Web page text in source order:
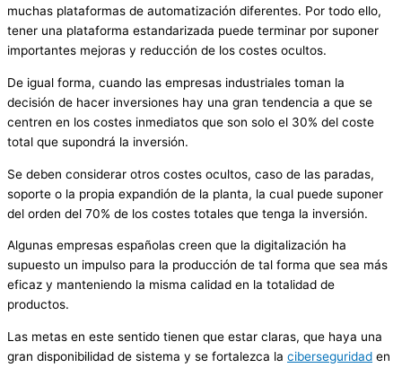
muchas plataformas de automatización diferentes. Por todo ello,
tener una plataforma estandarizada puede terminar por suponer
importantes mejoras y reducción de los costes ocultos.
De igual forma, cuando las empresas industriales toman la
decisión de hacer inversiones hay una gran tendencia a que se
centren en los costes inmediatos que son solo el 30% del coste
total que supondrá la inversión.
Se deben considerar otros costes ocultos, caso de las paradas,
soporte o la propia expandión de la planta, la cual puede suponer
del orden del 70% de los costes totales que tenga la inversión.
Algunas empresas españolas creen que la digitalización ha
supuesto un impulso para la producción de tal forma que sea más
eficaz y manteniendo la misma calidad en la totalidad de
productos.
Las metas en este sentido tienen que estar claras, que haya una
gran disponibilidad de sistema y se fortalezca la ciberseguridad en